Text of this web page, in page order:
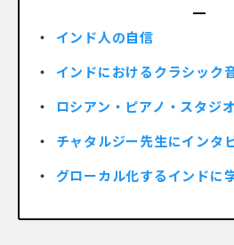
インド人の自信
インドにおけるクラシック
ロシアン・ピアノ・スタジ
チャタルジー先生にインタ
グローカル化するインドに